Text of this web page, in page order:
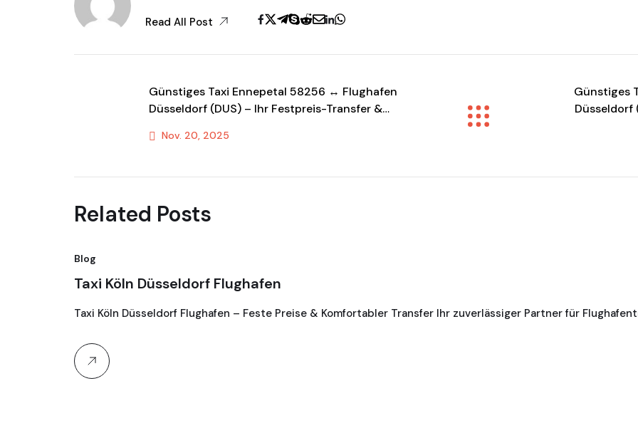
Read All Post
Günstiges Taxi Ennepetal 58256 ↔ Flughafen
Düsseldorf (DUS) – Ihr Festpreis-Transfer &
Nov. 20, 2025
Günstiges
Düsseldorf
Related Posts
Blog
Taxi Köln Düsseldorf Flughafen
Taxi Köln Düsseldorf Flughafen – Feste Preise & Komfortabler Transfer Ihr zuverlässiger Partner für